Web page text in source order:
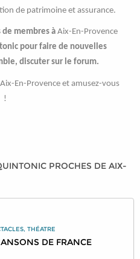
de patrimoine et assurance.
membres à Aix-En-Provence
pour faire de nouvelles
discuter sur le forum.
En-Provence et amusez-vous
!
PROCHES DE AIX-
THÉATRE
DE FRANCE